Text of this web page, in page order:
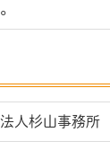
人杉山事務所